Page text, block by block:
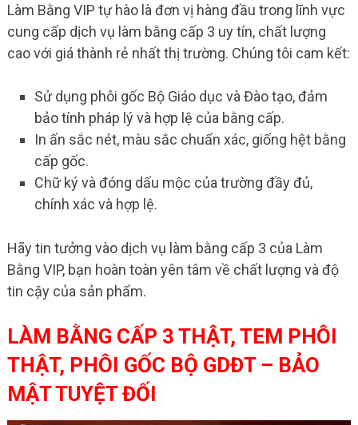
Làm Bằng VIP tự hào là đơn vị hàng đầu trong lĩnh vực
cung cấp dịch vụ làm bằng cấp 3 uy tín, chất lượng
cao với giá thành rẻ nhất thị trường. Chúng tôi cam kết:
Sử dụng phôi gốc Bộ Giáo dục và Đào tạo, đảm
bảo tính pháp lý và hợp lệ của bằng cấp.
In ấn sắc nét, màu sắc chuẩn xác, giống hệt bằng
cấp gốc.
Chữ ký và đóng dấu mộc của trường đầy đủ,
chính xác và hợp lệ.
Hãy tin tưởng vào dịch vụ làm bằng cấp 3 của Làm
Bằng VIP, bạn hoàn toàn yên tâm về chất lượng và độ
tin cậy của sản phẩm.
LÀM BẰNG CẤP 3 THẬT, TEM PHÔI
THẬT, PHÔI GỐC BỘ GDĐT – BẢO
MẬT TUYỆT ĐỐI